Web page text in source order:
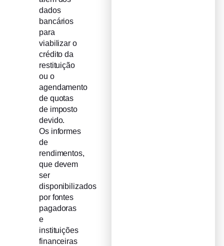
dados
bancários
para
viabilizar o
crédito da
restituição
ou o
agendamento
de quotas
de imposto
devido.
Os informes
de
rendimentos,
que devem
ser
disponibilizados
por fontes
pagadoras
e
instituições
financeiras